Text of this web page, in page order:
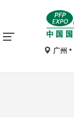
广州